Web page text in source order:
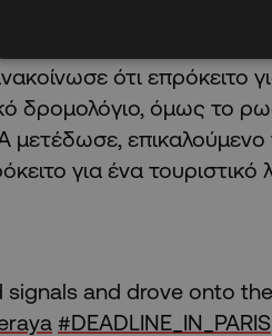
ότι επρόκειτο
δρομολόγιο, όμως το
μετέδωσε,
για ένα τουριστικό
signals and drove onto the
#DEADLINE_IN_PARIS